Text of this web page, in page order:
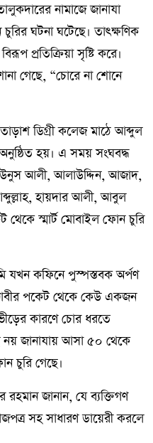
নামাজে জানাযা
ঘটনা ঘটেছে। তাৎক্ষণিক
প্রতিক্রিয়া সৃষ্টি করে।
গেছে, “চোরে না শোনে
ডিগ্রী কলেজ মাঠে আব্দুল
অনুষ্ঠিত হয়। এ সময় সংঘবদ্ধ
আলী, আলাউদ্দিন, আজাদ,
হায়দার আলী, আবুল
থেকে স্মার্ট মোবাইল ফোন চুরি
যখন কফিনে পুস্পস্তবক অর্পণ
পকেট থেকে কেউ একজন
কারণে চোর ধরতে
নয় জানাযায় আসা ৫০ থেকে
চুরি গেছে।
রহমান জানান, যে ব্যক্তিগণ
সহ সাধারণ ডায়েরী করলে